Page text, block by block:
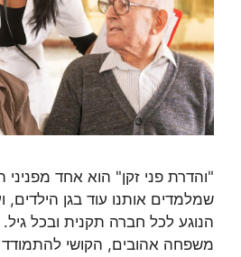
"והדרת פני זקן" הוא אחד מפניני
שמלמדים אותנו עוד בגן הילדים,
הנוגע לכל חברה תקנית ובכל
משפחה אהובים, הקושי